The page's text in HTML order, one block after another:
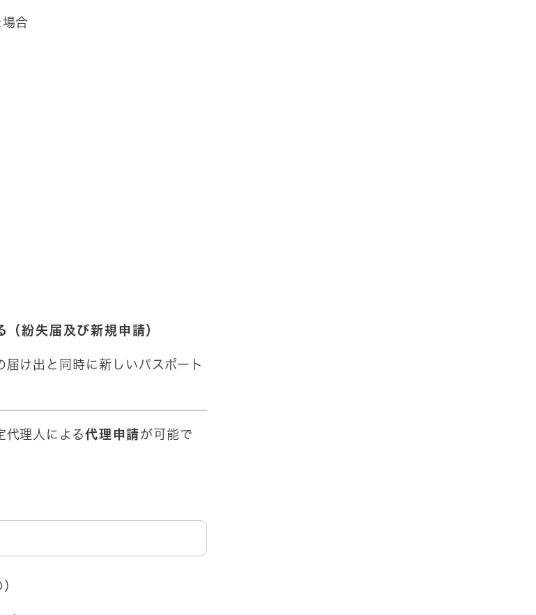
合
紛失届及び新規申請）
け出と同時に新しいパスポート
代理人による代理申請が可能で